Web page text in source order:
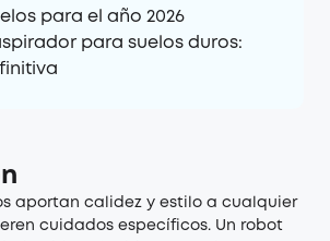
para el año 2026
para suelos duros:
aportan calidez y estilo a cualquier
cuidados específicos. Un robot